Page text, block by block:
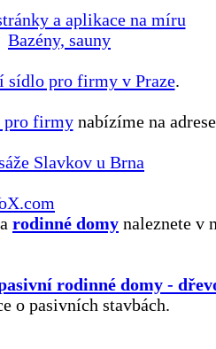
a aplikace na míru
Bazény, sauny
sídlo pro firmy v Praze.
pro firmynabízíme na
Slavkov u Brna
rodinné domy naleznete v
rodinné domy -
o pasivních stavbách.